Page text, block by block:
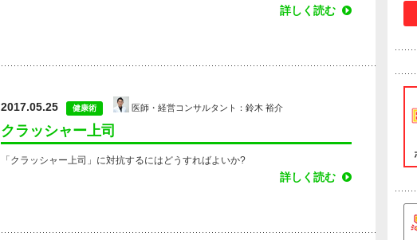
詳しく読む
2017.05.25 健康術 医師・経営コンサルタント：鈴木 裕介
クラッシャー上司
「クラッシャー上司」に対抗するにはどうすればよいか?
詳しく読む